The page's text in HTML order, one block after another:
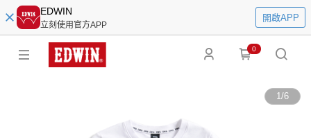
EDWIN
立刻使用官方APP
開啟APP
0
1/6